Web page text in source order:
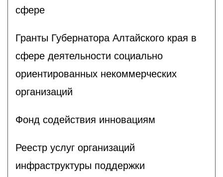
сфере
Гранты Губернатора Алтайского края в
сфере деятельности социально
ориентированных некоммерческих
организаций
Фонд содействия инновациям
Реестр услуг организаций
инфраструктуры поддержки